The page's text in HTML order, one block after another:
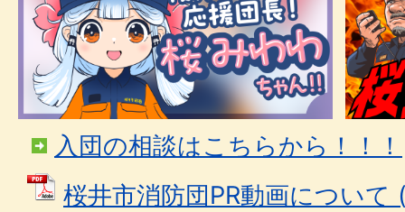
入団の相談はこちらから！！！
桜井市消防団PR動画について